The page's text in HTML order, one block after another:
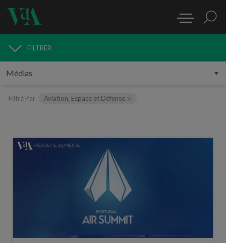
MÉDIAS
FILTRER
Filtré Par Aviation, Espace et Défense